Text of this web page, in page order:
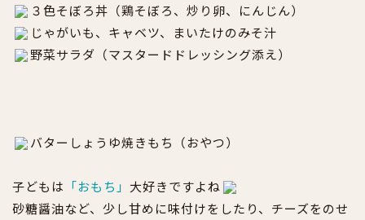
３色そぼろ丼（鶏そぼろ、炒り卵、にんじん）
じゃがいも、キャベツ、まいたけのみそ汁
野菜サラダ（マスタードドレッシング添え）
バターしょうゆ焼きもち（おやつ）
子どもは 「おもち」 大好きですよね
砂糖醤油など、少し甘めに味付けをしたり、チーズをのせ